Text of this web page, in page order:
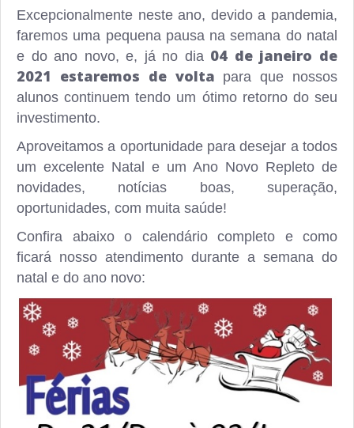
Excepcionalmente neste ano, devido a pandemia,
faremos uma pequena pausa na semana do natal
e do ano novo, e, já no dia 04 de janeiro de
2021 estaremos de volta para que nossos
alunos continuem tendo um ótimo retorno do seu
investimento.
Aproveitamos a oportunidade para desejar a todos
um excelente Natal e um Ano Novo Repleto de
novidades, notícias boas, superação,
oportunidades, com muita saúde!
Confira abaixo o calendário completo e como
ficará nosso atendimento durante a semana do
natal e do ano novo: